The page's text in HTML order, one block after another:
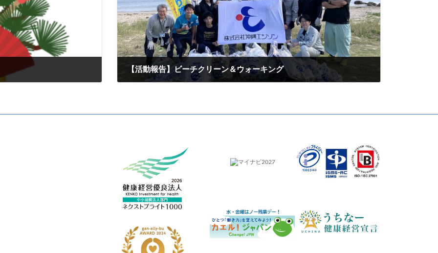
【活動報告】ビーチクリーン＆ウォーキング